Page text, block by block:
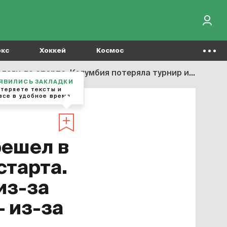
Хоккей Космос
турнир из-за протестов, за ней Аргентина – из-за вируса
в
за
из-за
ЗАКЛАДКИ
тексты и
в удобное время